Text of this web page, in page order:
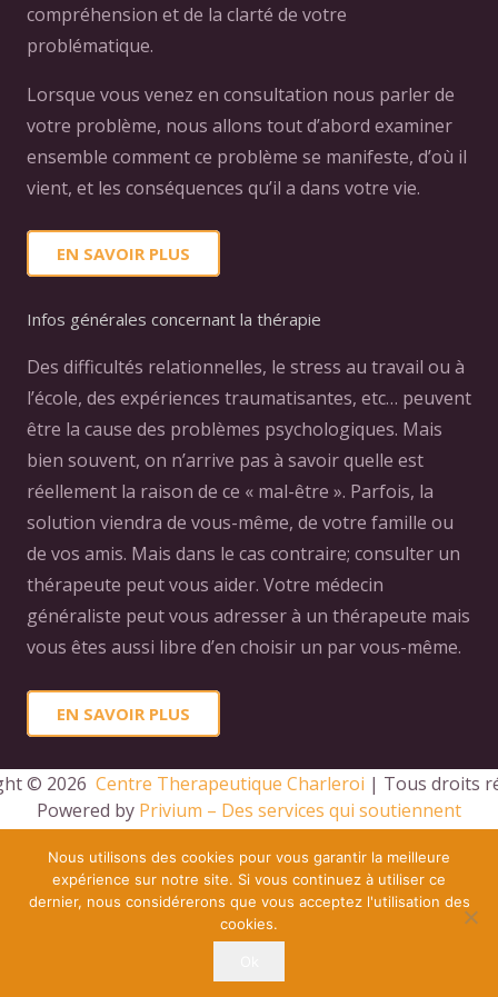
compréhension et de la clarté de votre
problématique.
Lorsque vous venez en consultation nous parler de
votre problème, nous allons tout d’abord examiner
ensemble comment ce problème se manifeste, d’où il
vient, et les conséquences qu’il a dans votre vie.
EN SAVOIR PLUS
Infos générales concernant la thérapie
Des difficultés relationnelles, le stress au travail ou à
l’école, des expériences traumatisantes, etc… peuvent
être la cause des problèmes psychologiques. Mais
bien souvent, on n’arrive pas à savoir quelle est
réellement la raison de ce « mal-être ». Parfois, la
solution viendra de vous-même, de votre famille ou
de vos amis. Mais dans le cas contraire; consulter un
thérapeute peut vous aider. Votre médecin
généraliste peut vous adresser à un thérapeute mais
vous êtes aussi libre d’en choisir un par vous-même.
EN SAVOIR PLUS
© 2026 Centre Therapeutique Charleroi | Tous droits
Powered by Privium – Des services qui soutiennent
hypnotherapeutes.
RGPD – Politique de Protection de la Vie Privée
Nous utilisons des cookies pour vous garantir la meilleure
expérience sur notre site. Si vous continuez à utiliser ce
dernier, nous considérerons que vous acceptez l'utilisation des
cookies.